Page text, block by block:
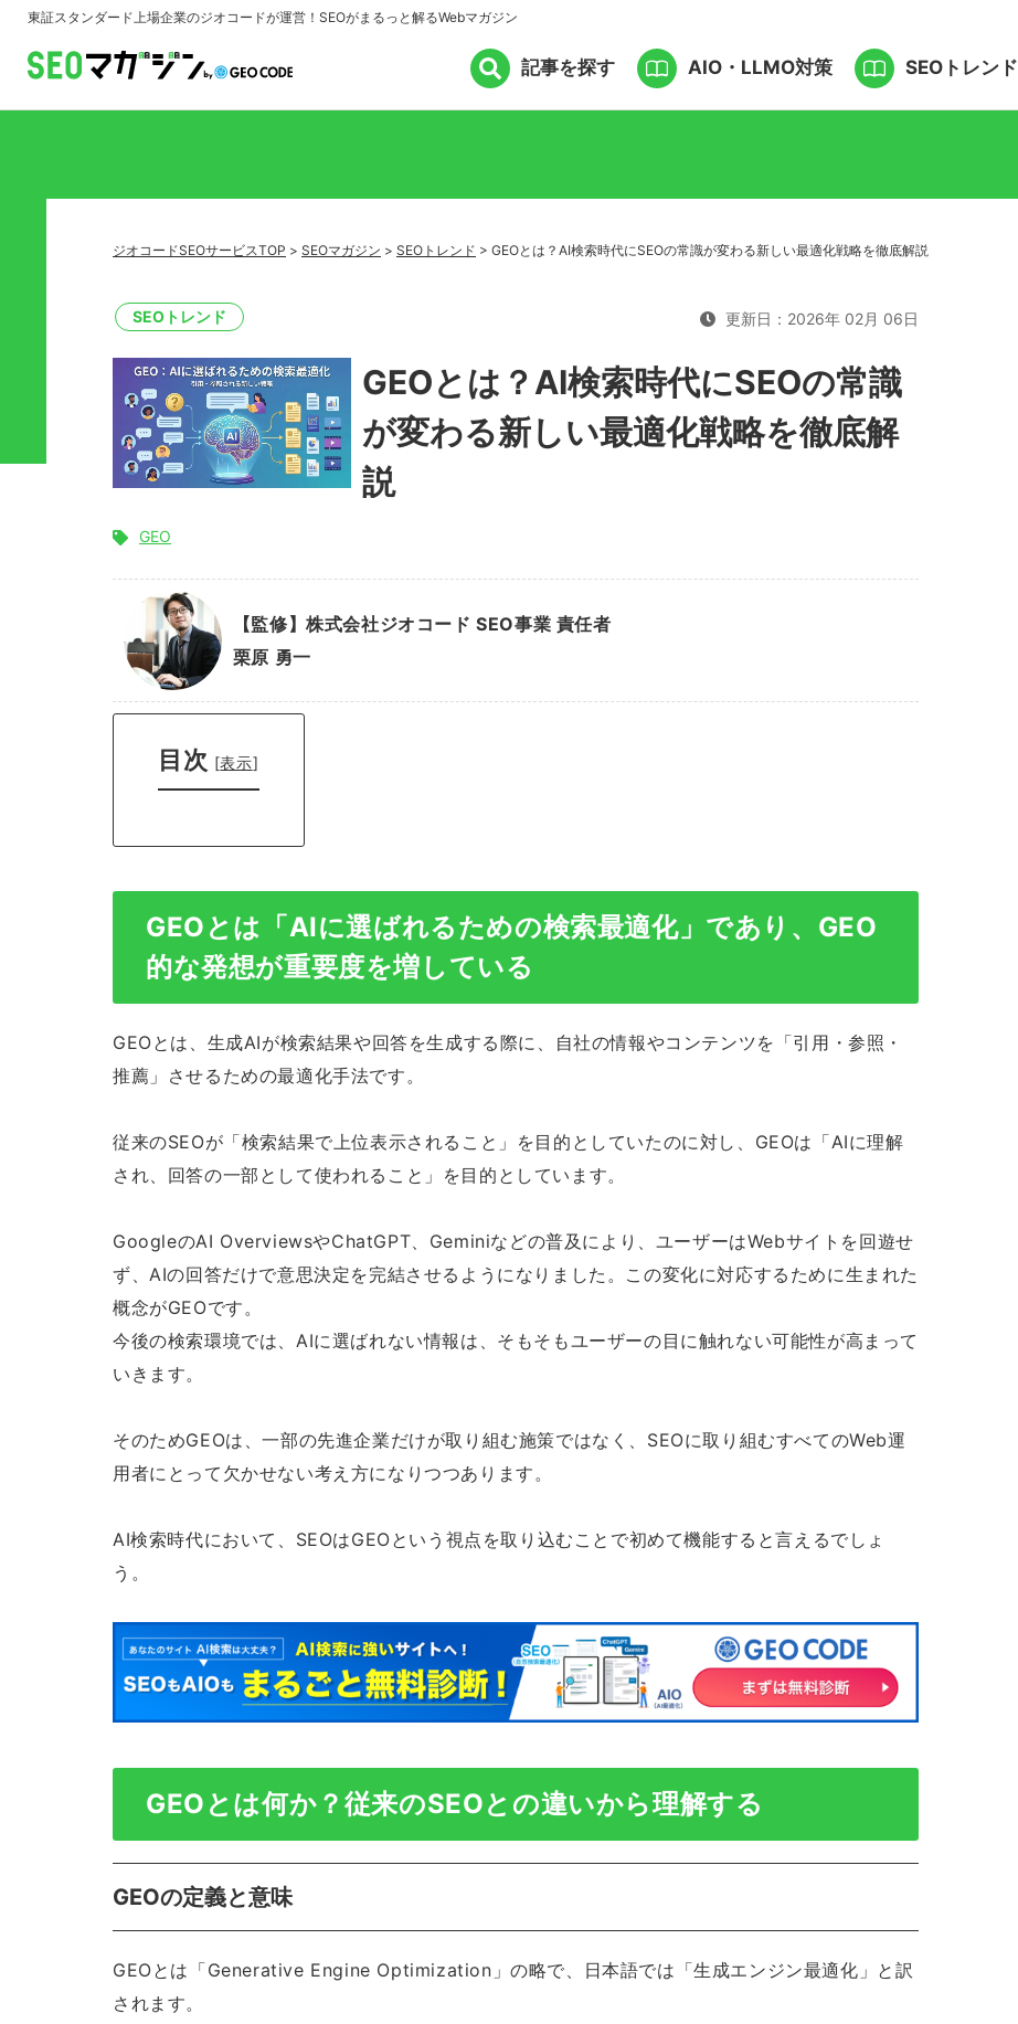
東証スタンダード上場企業のジオコードが運営！ SEOがまるっと解るWebマガジン
AIO・LLMO対策 SEOトレンド
記事を探す
ジオコードSEOサービスTOP > SEOマガジン > SEOトレンド > GEOとは？AI検索時代にSEOの常識が変わる新しい最適化戦略を徹底解説
SEOトレンド 更新日：2026年 02月 06日
GEOとは？AI検索時代にSEOの常識
が変わる新しい最適化戦略を徹底解
説
GEO
【監修】株式会社ジオコード SEO事業 責任者
栗原 勇一
目次 [表示]
GEOとは「AIに選ばれるための検索最適化」であり、GEO
的な発想が重要度を増している
GEOとは、生成AIが検索結果や回答を生成する際に、自社の情報やコンテンツを「引用・参照・
推薦」させるための最適化手法です。
従来のSEOが「検索結果で上位表示されること」を目的としていたのに対し、GEOは「AIに理解
され、回答の一部として使われること」を目的としています。
GoogleのAI OverviewsやChatGPT、Geminiなどの普及により、ユーザーはWebサイトを回遊せ
ず、AIの回答だけで意思決定を完結させるようになりました。この変化に対応するために生まれた
概念がGEOです。
今後の検索環境では、AIに選ばれない情報は、そもそもユーザーの目に触れない可能性が高まって
いきます。
そのためGEOは、一部の先進企業だけが取り組む施策ではなく、SEOに取り組むすべてのWeb運
用者にとって欠かせない考え方になりつつあります。
AI検索時代において、SEOはGEOという視点を取り込むことで初めて機能すると言えるでしょ
う。
GEOとは何か？従来のSEOとの違いから理解する
GEOの定義と意味
GEOとは「Generative Engine Optimization」の略で、日本語では「生成エンジン最適化」と訳
されます。